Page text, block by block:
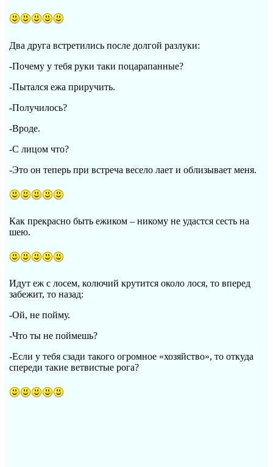
Два друга встретились после долгой разлуки:
-Почему у тебя руки таки поцарапанные?
-Пытался ежа приручить.
-Получилось?
-Вроде.
-С лицом что?
-Это он теперь при встреча весело лает и облизывает меня.
Как прекрасно быть ежиком – никому не удастся сесть на
шею.
Идут еж с лосем, колючий крутится около лося, то вперед
забежит, то назад:
-Ой, не пойму.
-Что ты не поймешь?
-Если у тебя сзади такого огромное «хозяйство», то откуда
спереди такие ветвистые рога?